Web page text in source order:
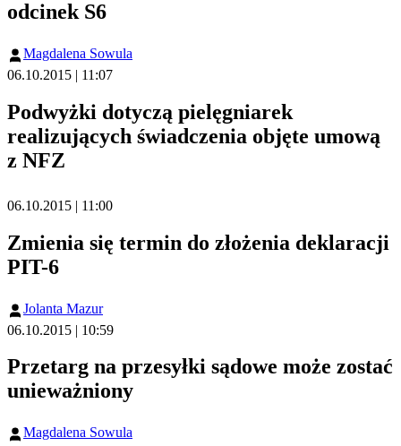
odcinek S6
Magdalena Sowula
06.10.2015 | 11:07
Podwyżki dotyczą pielęgniarek
realizujących świadczenia objęte umową
z NFZ
06.10.2015 | 11:00
Zmienia się termin do złożenia deklaracji
PIT-6
Jolanta Mazur
06.10.2015 | 10:59
Przetarg na przesyłki sądowe może zostać
unieważniony
Magdalena Sowula